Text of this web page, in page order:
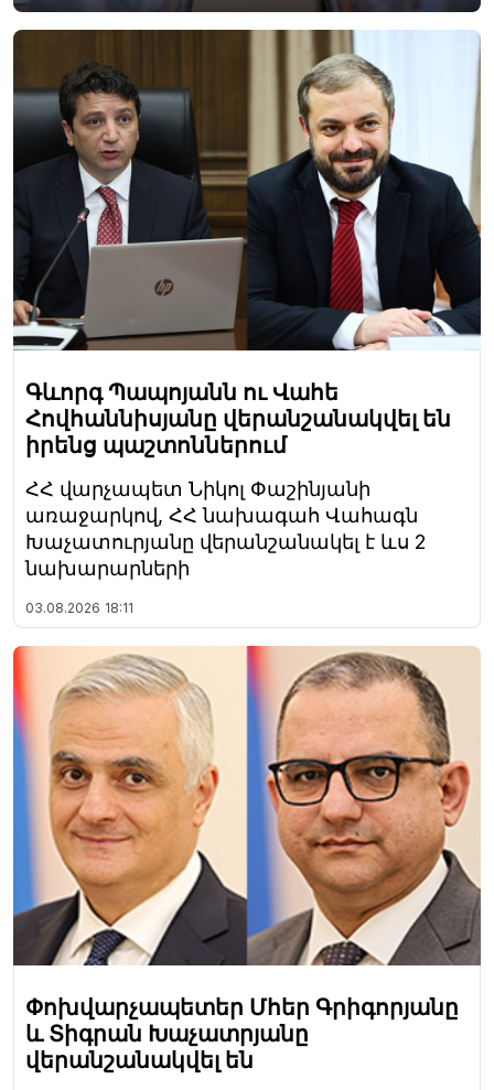
Գևորգ Պապոյանն ու Վահե
Հովհաննիսյանը վերանշանակվել են
իրենց պաշտոններում
ՀՀ վարչապետ Նիկոլ Փաշինյանի
առաջարկով, ՀՀ նախագահ Վահագն
Խաչատուրյանը վերանշանակել է ևս 2
նախարարների
03.08.2026 18:11
Փոխվարչապետեր Մհեր Գրիգորյանը
և Տիգրան Խաչատրյանը
վերանշանակվել են